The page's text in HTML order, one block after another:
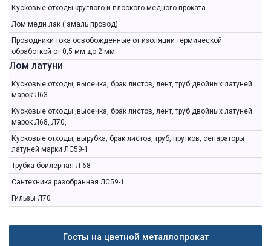
Кусковые отходы круглого и плоского медного проката
Лом меди лак ( эмаль провод)
Проводники тока освобожденные от изоляции термической
обработкой от 0,5 мм до 2 мм.
Лом латуни
Кусковые отходы, высечка, брак листов, лент, труб двойных латуней
марок Л63
Кусковые отходы ,высечка, брак листов, лент, труб двойных латуней
марок Л68, Л70,
Кусковые отходы, вырубка, брак листов, труб, прутков, сепараторы
латуней марки ЛС59-1
Трубка бойлерная Л-68
Сантехника разобранная ЛС59-1
Гильзы Л70
Госты на цветной металлопрокат